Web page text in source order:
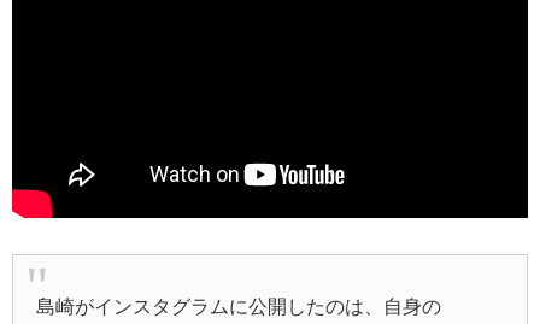
島崎がインスタグラムに公開したのは、自身の